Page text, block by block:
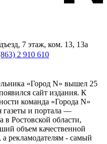
7 этаж, ком. 13, 13а
2 910 610
«Город N» вышел 25
сайт издания. К
команда «Города N»
газеты и портала —
в Ростовской области,
объем качественной
рекламодателям - самый